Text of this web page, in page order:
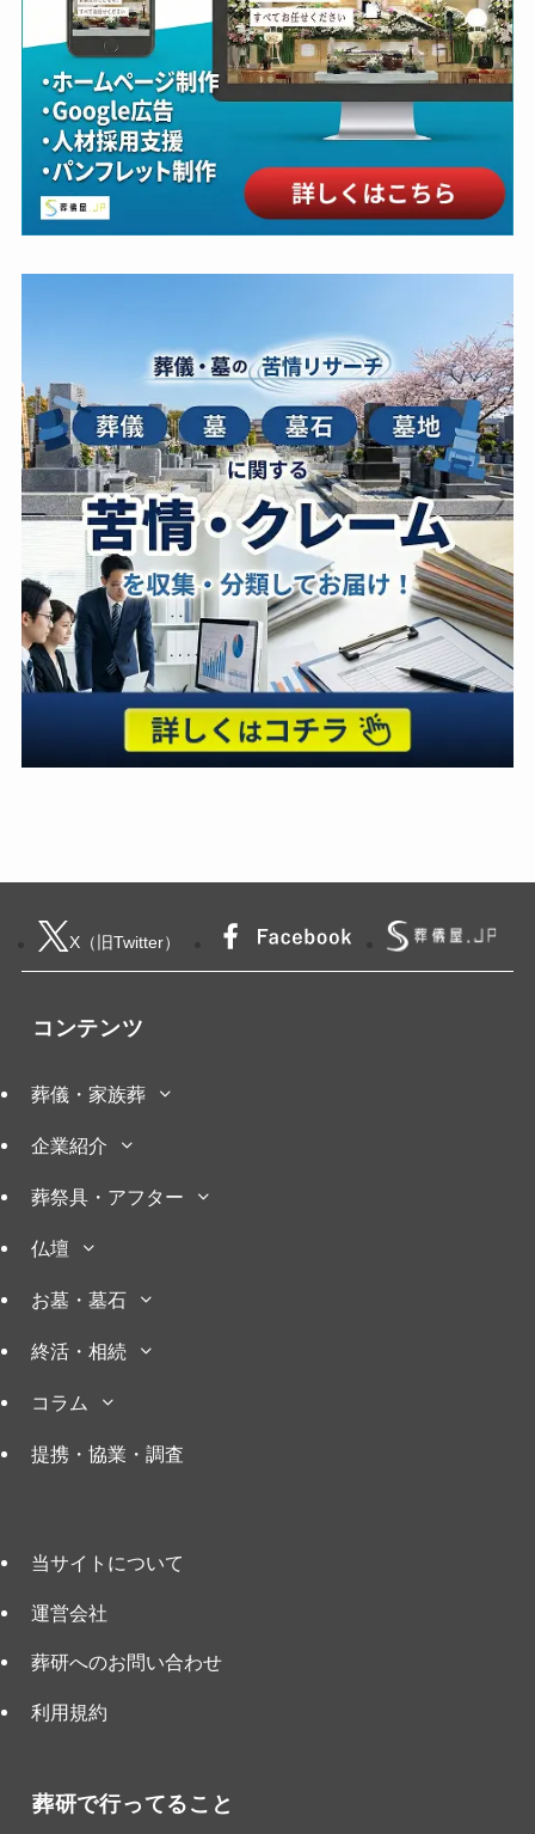
X（旧Twitter）
コンテンツ
葬儀・家族葬
企業紹介
葬祭具・アフター
仏壇
お墓・墓石
終活・相続
コラム
提携・協業・調査
当サイトについて
運営会社
葬研へのお問い合わせ
利用規約
葬研で行ってること